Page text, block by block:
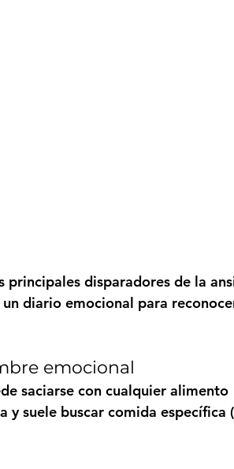
disparadores de la
diario emocional para
emocional
saciarse con cualquier alimento
suele buscar comida específica